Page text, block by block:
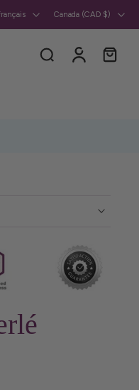
frais de livraison forfaitaires
Canada ‎(CAD $)‎